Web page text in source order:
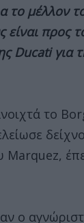
το μέλλον
είναι προς
Ducati για
το
Marquez,
ο